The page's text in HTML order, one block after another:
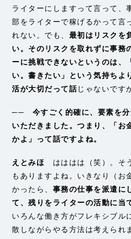
ライターにしますって言って、
部をライターで稼げるかって言
れない。でも、 最初はリスクを
い。そのリスクを取れずに事務
ーに挑戦できないというのは、
い。書きたい」という気持ちよ
活が大切だって話じゃないです
── 今すごく的確に、要素を分
いただきました。つまり、「お
かよ」って話ですよね。
えとみほ
はははは（笑）。そ
もありますよね。いきなり（お
かったら、 事務の仕事を派遣に
て、残りをライターの活動に当
いろんな働き方がフレキシブル
散しながらやる方法は考えられ